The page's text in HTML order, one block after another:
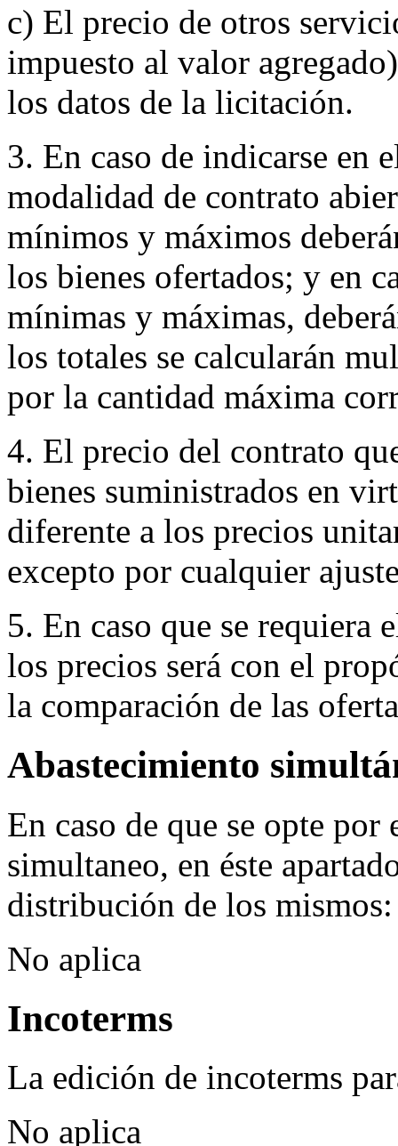
c) El precio de otros
impuesto al valor
los datos de la licitación.
3. En caso de indicarse en
modalidad de contrato
mínimos y máximos
los bienes ofertados; y en
mínimas y máximas,
los totales se calcularán
por la cantidad máxima
4. El precio del contrato
bienes suministrados en
diferente a los precios
excepto por cualquier
5. En caso que se requiera
los precios será con el
la comparación de las
Abastecimiento
En caso de que se opte por
simultaneo, en éste
distribución de los mismos:
No aplica
Incoterms
La edición de incoterms
No aplica